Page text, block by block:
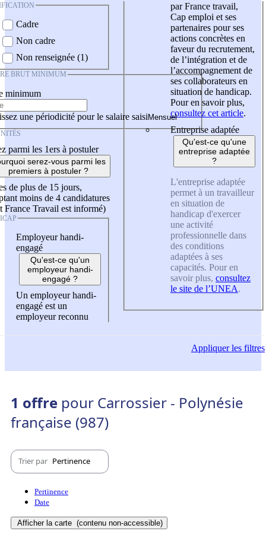
Cadre
Non cadre
Non renseignée (1)
BRUT MINIMUM
minimum
une périodicité pour le salaire saisi
parmi les 1ers à postuler
serez-vous parmi les
premiers à postuler ?
de plus de 15 jours,
moins de 4 candidatures
France Travail est informé)
Employeur handi-
engagé
Qu'est-ce qu'un
employeur handi-
engagé ?
Un employeur handi-
engagé est un
employeur reconnu
par France travail,
Cap emploi et ses
partenaires pour ses
actions concrètes en
faveur du recrutement,
de l’intégration et de
l’accompagnement de
ses collaborateurs en
situation de handicap.
Pour en savoir plus,
consultez cet article.
Entreprise adaptée
Qu'est-ce qu'une
entreprise adaptée
?
L'entreprise adaptée
permet à un travailleur
en situation de
handicap d'exercer
une activité
professionnelle dans
des conditions
adaptées à ses
capacités. Pour en
savoir plus, consultez
le site de l’UNEA.
Appliquerles filtres
1 offre pour Carrossier - Polynésie
française (987)
Trier par Pertinence
Pertinence
Date
Afficher la carte (contenu non-accessible)